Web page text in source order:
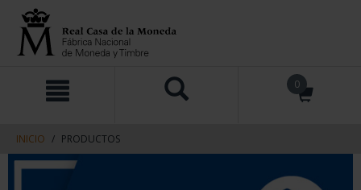
contenido
navegacin
0
INICIO PRODUCTOS